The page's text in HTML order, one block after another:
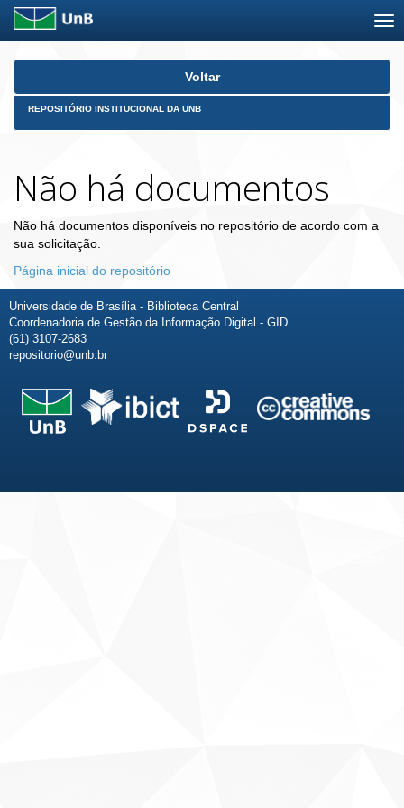
Skip
Voltar
REPOSITÓRIO INSTITUCIONAL DA UNB
Não há documentos
Não há documentos disponíveis no repositório de acordo com a
sua solicitação.
Página inicial do repositório
Universidade de Brasília - Biblioteca Central
Coordenadoria de Gestão da Informação Digital - GID
(61) 3107-2683
repositorio@unb.br